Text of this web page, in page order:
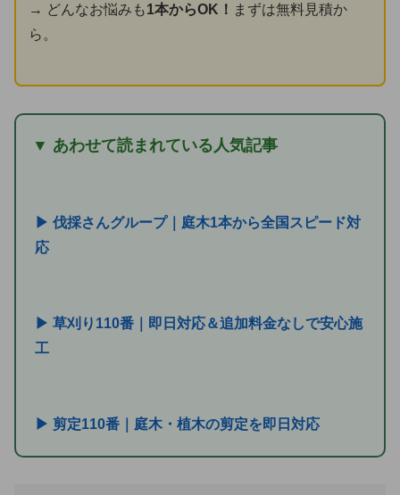
→ どんなお悩みも1本からOK！ まずは無料見積か
ら。
▼ あわせて読まれている人気記事
▶ 伐採さんグループ｜庭木1本から全国スピード対
応
▶ 草刈り110番｜即日対応＆追加料金なしで安心施
工
▶ 剪定110番｜庭木・植木の剪定を即日対応